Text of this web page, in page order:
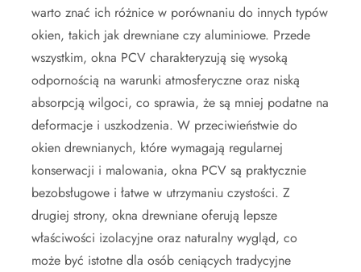
warto znać ich różnice w porównaniu do innych typów
okien, takich jak drewniane czy aluminiowe. Przede
wszystkim, okna PCV charakteryzują się wysoką
odpornością na warunki atmosferyczne oraz niską
absorpcją wilgoci, co sprawia, że są mniej podatne na
deformacje i uszkodzenia. W przeciwieństwie do
okien drewnianych, które wymagają regularnej
konserwacji i malowania, okna PCV są praktycznie
bezobsługowe i łatwe w utrzymaniu czystości. Z
drugiej strony, okna drewniane oferują lepsze
właściwości izolacyjne oraz naturalny wygląd, co
może być istotne dla osób ceniących tradycyjne